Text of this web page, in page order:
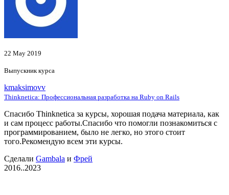
22 May 2019
Выпускник курса
kmaksimovv
Thinknetica: Профессиональная разработка на Ruby on Rails
Спасибо Thinknetica за курсы, хорошая подача материала, как
и сам процесс работы.Спасибо что помогли познакомиться с
программированием, было не легко, но этого стоит
того.Рекомендую всем эти курсы.
Сделали Gambala и Фрей
2016..2023